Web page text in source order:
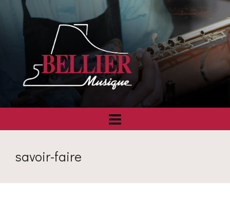
savoir-faire